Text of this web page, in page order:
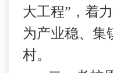
大工程”，着
为产业稳、集
村。